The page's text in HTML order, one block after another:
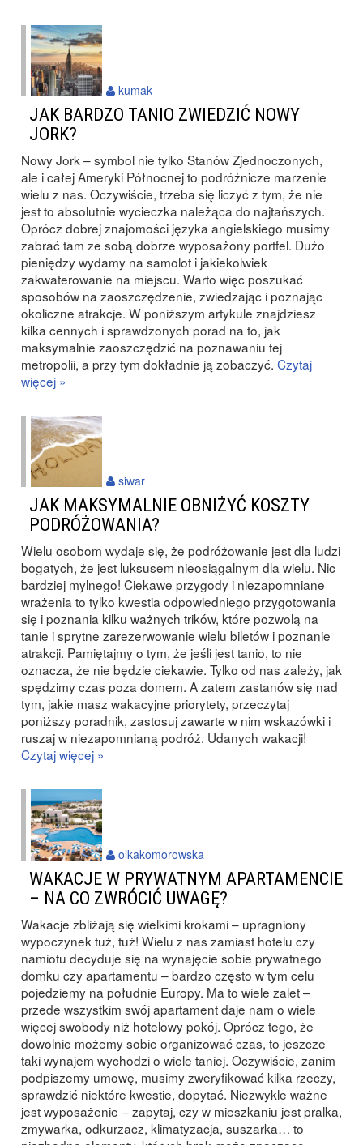
JAK BARDZO TANIO ZWIEDZIĆ NOWY
JORK?
Nowy Jork – symbol nie tylko Stanów Zjednoczonych,
ale i całej Ameryki Północnej to podróżnicze marzenie
wielu z nas. Oczywiście, trzeba się liczyć z tym, że nie
jest to absolutnie wycieczka należąca do najtańszych.
Oprócz dobrej znajomości języka angielskiego musimy
zabrać tam ze sobą dobrze wyposażony portfel. Dużo
pieniędzy wydamy na samolot i jakiekolwiek
zakwaterowanie na miejscu. Warto więc poszukać
sposobów na zaoszczędzenie, zwiedzając i poznając
okoliczne atrakcje. W poniższym artykule znajdziesz
kilka cennych i sprawdzonych porad na to, jak
maksymalnie zaoszczędzić na poznawaniu tej
metropolii, a przy tym dokładnie ją zobaczyć. Czytaj
więcej »
kumak
JAK MAKSYMALNIE OBNIŻYĆ KOSZTY
PODRÓŻOWANIA?
Wielu osobom wydaje się, że podróżowanie jest dla ludzi
bogatych, że jest luksusem nieosiągalnym dla wielu. Nic
bardziej mylnego! Ciekawe przygody i niezapomniane
wrażenia to tylko kwestia odpowiedniego przygotowania
się i poznania kilku ważnych trików, które pozwolą na
tanie i sprytne zarezerwowanie wielu biletów i poznanie
atrakcji. Pamiętajmy o tym, że jeśli jest tanio, to nie
oznacza, że nie będzie ciekawie. Tylko od nas zależy, jak
spędzimy czas poza domem. A zatem zastanów się nad
tym, jakie masz wakacyjne priorytety, przeczytaj
poniższy poradnik, zastosuj zawarte w nim wskazówki i
ruszaj w niezapomnianą podróż. Udanych wakacji!
Czytaj więcej »
siwar
WAKACJE W PRYWATNYM APARTAMENCIE
– NA CO ZWRÓCIĆ UWAGĘ?
Wakacje zbliżają się wielkimi krokami – upragniony
wypoczynek tuż, tuż! Wielu z nas zamiast hotelu czy
namiotu decyduje się na wynajęcie sobie prywatnego
domku czy apartamentu – bardzo często w tym celu
pojedziemy na południe Europy. Ma to wiele zalet –
przede wszystkim swój apartament daje nam o wiele
więcej swobody niż hotelowy pokój. Oprócz tego, że
dowolnie możemy sobie organizować czas, to jeszcze
taki wynajem wychodzi o wiele taniej. Oczywiście, zanim
podpiszemy umowę, musimy zweryfikować kilka rzeczy,
sprawdzić niektóre kwestie, dopytać. Niezwykle ważne
jest wyposażenie – zapytaj, czy w mieszkaniu jest pralka,
zmywarka, odkurzacz, klimatyzacja, suszarka… to
olkakomorowska